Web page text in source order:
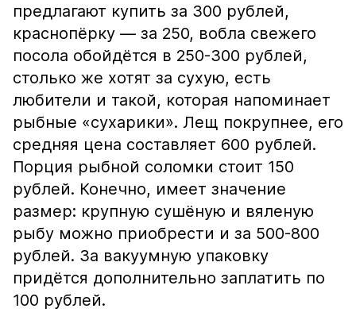
предлагают купить за 300 рублей,
краснопёрку — за 250, вобла свежего
посола обойдётся в 250-300 рублей,
столько же хотят за сухую, есть
любители и такой, которая напоминает
рыбные «сухарики». Лещ покрупнее, его
средняя цена составляет 600 рублей.
Порция рыбной соломки стоит 150
рублей. Конечно, имеет значение
размер: крупную сушёную и вяленую
рыбу можно приобрести и за 500-800
рублей. За вакуумную упаковку
придётся дополнительно заплатить по
100 рублей.